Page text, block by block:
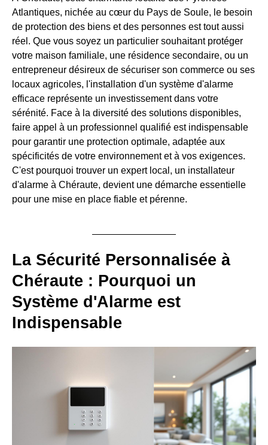
Atlantiques, nichée au cœur du Pays de Soule, le besoin
de protection des biens et des personnes est tout aussi
réel. Que vous soyez un particulier souhaitant protéger
votre maison familiale, une résidence secondaire, ou un
entrepreneur désireux de sécuriser son commerce ou ses
locaux agricoles, l'installation d'un système d'alarme
efficace représente un investissement dans votre
sérénité. Face à la diversité des solutions disponibles,
faire appel à un professionnel qualifié est indispensable
pour garantir une protection optimale, adaptée aux
spécificités de votre environnement et à vos exigences.
C'est pourquoi trouver un expert local, un installateur
d'alarme à Chéraute, devient une démarche essentielle
pour une mise en place fiable et pérenne.
La Sécurité Personnalisée à
Chéraute : Pourquoi un
Système d'Alarme est
Indispensable